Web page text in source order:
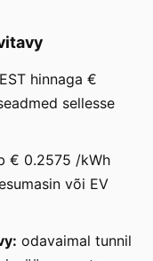
hinnaga €
sellesse
€ 0.2575 /kWh
või EV
odavaimal tunnil